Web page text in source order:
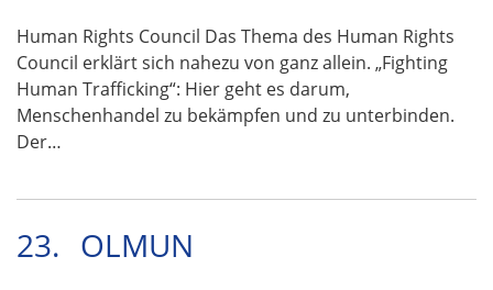
Human Rights Council Das Thema des Human Rights
Council erklärt sich nahezu von ganz allein. „Fighting
Human Trafficking“: Hier geht es darum,
Menschenhandel zu bekämpfen und zu unterbinden.
Der…
23. OLMUN